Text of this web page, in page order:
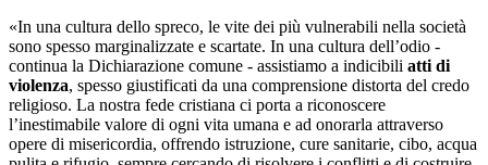
«In una cultura dello spreco, le vite dei più vulnerabili nella società
sono spesso marginalizzate e scartate. In una cultura dell’odio -
continua la Dichiarazione comune - assistiamo a indicibili atti di
violenza, spesso giustificati da una comprensione distorta del credo
religioso. La nostra fede cristiana ci porta a riconoscere
l’inestimabile valore di ogni vita umana e ad onorarla attraverso
opere di misericordia, offrendo istruzione, cure sanitarie, cibo, acqua